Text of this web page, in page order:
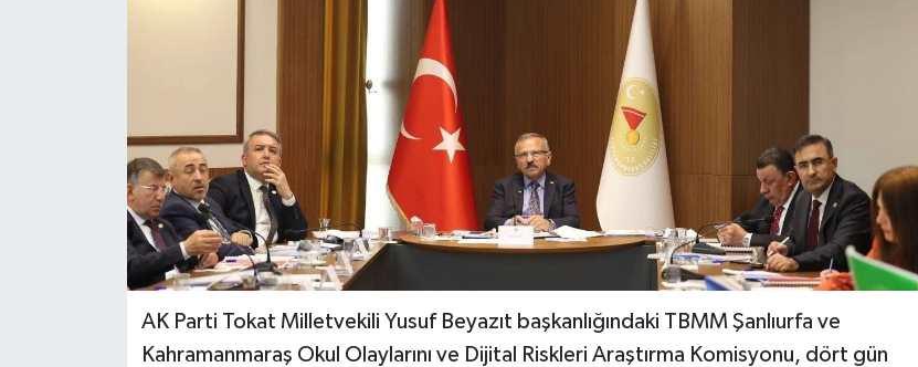
AK Parti Tokat Milletvekili Yusuf Beyazıt başkanlığındaki TBMM Şanlıurfa ve
Kahramanmaraş Okul Olaylarını ve Dijital Riskleri Araştırma Komisyonu, dört gün